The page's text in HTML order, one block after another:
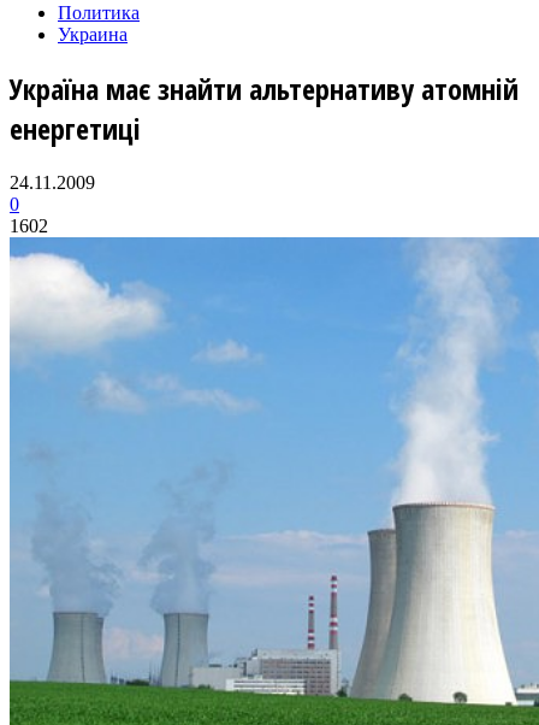
Политика
Украина
Україна має знайти альтернативу атомній
енергетиці
24.11.2009
0
1602